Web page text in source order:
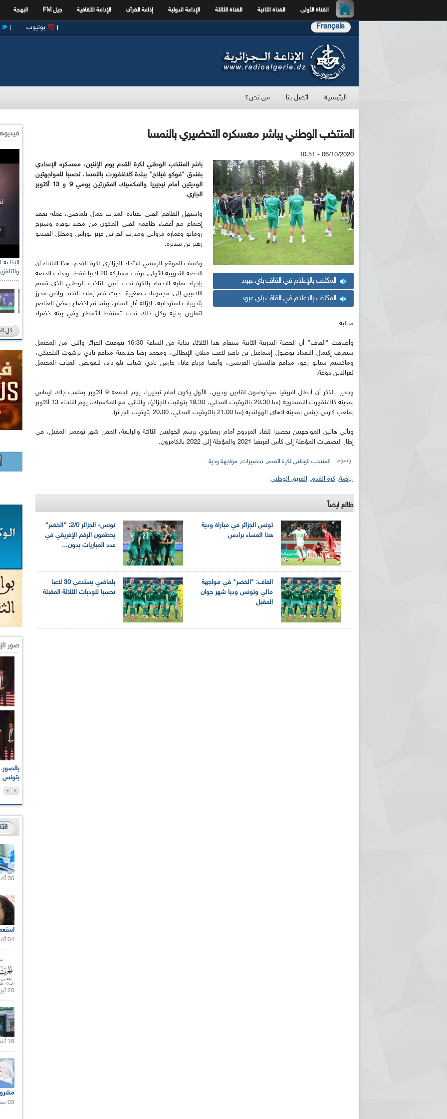
القناة الأولى القناة الثانية القناة الثالثة الإذاعة الدولية إذاعة القرآن الإذاعة الثقافية جيل FM البهجة
Français يوتيوب
الرئيسية اتصل بنا من نحن؟
المنتخب الوطني يباشر معسكره التحضيري بالنمسا
06/10/2020 - 10:51
المكلف بالإعلام في الفاف باي عبود
المكلف بالإعلام في الفاف باي عبود
باشر المنتخب الوطني لكرة القدم يوم الإثنين، معسكره الإعدادي
بفندق "فوكو فيلاج" ببلدة كلاغنفورت بالنمسا، تحسبا للمواجهتين
الوديتين أمام نيجيريا والمكسيك المقررتين يومي 9 و 13 أكتوبر
الجاري.
واستهل الطاقم الفني بقيادة المدرب جمال بلماضي، عمله بعقد
إجتماع مع أعضاء طاقمه الفني المكون من مجيد بوقرة وسيرج
رومانو وعمارة مرواني ومدرب الحراس عزيز بوراس ومحلل الفيديو
زهير بن سديرة.
وكشف الموقع الرسمي للإتحاد الجزائري لكرة القدم، هذا الثلاثاء أن
الحصة التدريبية الأولى عرفت مشاركة 20 لاعبا فقط، وبدأت الحصة
بإجراء عملية الإحماء بالكرة تحت أعين الناخب الوطني الذي قسم
اللاعبين إلى مجموعات صغيرة، حيث قام زملاء القائد رياض محرز
بتدريبات استرخائية، لإزالة آثار السفر، بينما تم إخضاع بعض العناصر
لتمارين بدنية وكل ذلك تحت تستقط الأمطار وفي بيئة خضراء
مثالية.
وأضافت "الفاف" أن الحصة التدريبة الثانية ستقام هذا الثلاثاء بداية من الساعة 16:30 بتوقيت الجزائر والتي من المحتمل
ستعرف إكتمال التعداد بوصول إسماعيل بن ناصر لاعب ميلان الإيطالي، ومحمد رضا حلايمية مدافع نادي برشوت البلجيكي،
وماكسيم سبانو رحو، مدافع فالنسيان الفرنسي، وأيضا مرباع غايا، حارس نادي شباب بلوزداد، لتعويض الغياب المحتمل
لعزالدين دوخة.
وجدير بالذكر أن أبطال افريقيا سيخوضون لقاءين وديين، الأول يكون أمام نيجيريا، يوم الجمعة 9 أكتوبر بملعب جاك ليماس
بمدينة كلاغنفورت النمساوية (سا 20:30 بالتوقيت المحلي، 19:30 بتوقيت الجزائر)، والثاني مع المكسيك، يوم الثلاثاء 13 أكتوبر
بملعب كارس جينس بمدينة لاهاي الهولندية (سا 21:00 بالتوقيت المحلي، 20:00 بتوقيت الجزائر).
وتأتي هاتين المواجهتين تحضيرا للقاء المزدوج أمام زيمبابوي برسم الجولتين الثالثة والرابعة، المقرر شهر نوفمبر المقبل، في
إطار التصفيات المؤهلة إلى كأس افريقيا 2021 والمؤجلة إلى 2022 بالكامرون.
وسوم: المنتخب الوطني لكرة القدم, تحضيرات, مواجهة ودية
رياضة, كرة القدم, الفريق الوطني
طالع ايضاً
تونس- الجزائر 2/0: "الخضر"
يحطمون الرقم الإفريقي في
عدد المباريات بدون...
تونس الجزائر في مباراة ودية
هذا المساء برادس
بلماضي يستدعي 30 لاعبا
تحسبا للوديات الثلاثة المقبلة
الفاف: "الخضر" في مواجهة
مالي وتونس وديا شهر جوان
المقبل
كل
صور
بتونس
06 أكتوبر 2021 |
04 أكتوبر 2020 |
20 أبريل 2021 |
18 أغسطس 2020 |
03 سبتمبر 2020 |